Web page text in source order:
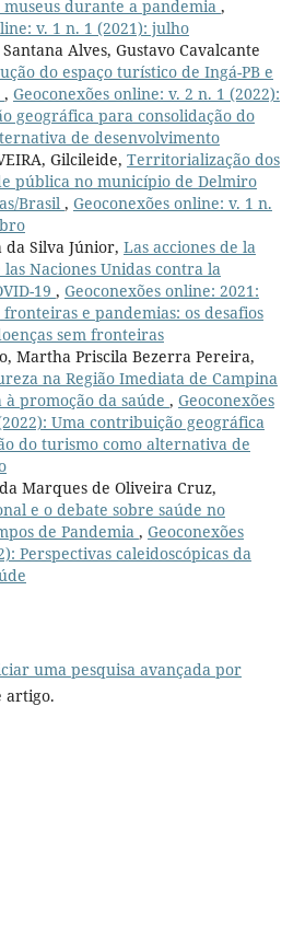
durante a pandemia ,
v. 1 n. 1 (2021): julho
Alves, Gustavo Cavalcante
do espaço turístico de Ingá-PB e
, Geoconexões online: v. 2 n. 1 (2022):
geográfica para consolidação do
de desenvolvimento
Gilcileide, Territorialização dos
pública no município de Delmiro
Brasil , Geoconexões online: v. 1 n.
da Silva Júnior, Las acciones de la
Naciones Unidas contra la
19 , Geoconexões online: 2021:
fronteiras e pandemias: os desafios
sem fronteiras
Martha Priscila Bezerra Pereira,
na Região Imediata de Campina
promoção da saúde , Geoconexões
Uma contribuição geográfica
do turismo como alternativa de
Marques de Oliveira Cruz,
e o debate sobre saúde no
de Pandemia , Geoconexões
Perspectivas caleidoscópicas da
uma pesquisa avançada por
artigo.